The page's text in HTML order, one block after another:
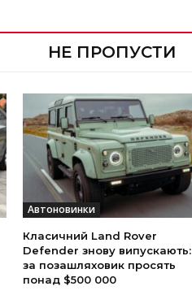
НЕ ПРОПУСТИ
Автоновинки
Класичний Land Rover
Defender знову випускають:
за позашляховик просять
понад $500 000